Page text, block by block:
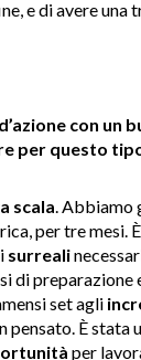
e di avere una
con un
per questo
scala. Abbiamo
per tre mesi.
surreali
di preparazione
set agli
È stata
per